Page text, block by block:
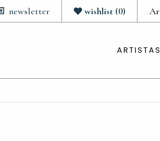
wishlist (0)
newsletter
ARTISTAS